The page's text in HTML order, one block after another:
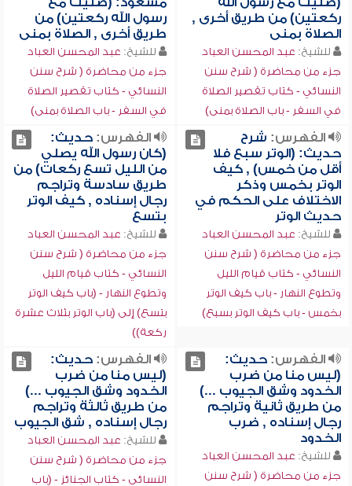
ركعتين) من طريق أخرى ,
الصلاة بمنى
للشيخ: عبد المحسن العباد
جزء من محاضرة ( شرح سنن
النسائي - كتاب تقصير الصلاة
في السفر - باب الصلاة بمنى)
رسول الله ركعتين) من
طريق أخرى , الصلاة بمنى
للشيخ: عبد المحسن العباد
جزء من محاضرة ( شرح سنن
النسائي - كتاب تقصير الصلاة
في السفر - باب الصلاة بمنى)
الفهرس: شرح
حديث: (الوتر سبع فلا
أقل من خمس) , كيف
الوتر بخمس وذكر
الاختلاف على الحكم في
حديث الوتر
للشيخ: عبد المحسن العباد
جزء من محاضرة ( شرح سنن
النسائي - كتاب قيام الليل
وتطوع النهار - باب كيف الوتر
بخمس - باب كيف الوتر بسبع)
الفهرس:حديث:
(كان رسول الله يصلي
من الليل تسع ركعات) من
طريق سادسة وتراجم
رجال إسناده , كيف الوتر
بتسع
للشيخ: عبد المحسن العباد
جزء من محاضرة ( شرح سنن
النسائي - كتاب قيام الليل
وتطوع النهار - (باب كيف الوتر
بتسع) إلى (باب الوتر بثلاث عشرة
ركعة))
الفهرس:حديث:
(ليس منا من ضرب
الخدود وشق الجيوب ...)
من طريق ثانية وتراجم
رجال إسناده , ضرب
الخدود
للشيخ: عبد المحسن العباد
جزء من محاضرة ( شرح سنن
الفهرس:حديث:
(ليس منا من ضرب
الخدود وشق الجيوب ...)
من طريق ثالثة وتراجم
رجال إسناده , شق الجيوب
للشيخ: عبد المحسن العباد
جزء من محاضرة ( شرح سنن
النسائي - كتاب الجنائز - (باب